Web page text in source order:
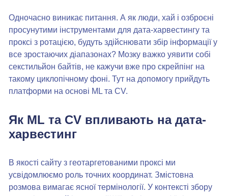
Одночасно виникає питання. А як люди, хай і озброєні
просунутими інструментами для дата-харвестингу та
проксі з ротацією, будуть здійснювати збір інформації у
все зростаючих діапазонах? Мозку важко уявити собі
секстильйон байтів, не кажучи вже про скрейпінг на
такому циклопічному фоні. Тут на допомогу прийдуть
платформи на основі ML та CV.
Як ML та CV впливають на дата-
харвестинг
В якості сайту з геотаргетованими проксі ми
усвідомлюємо роль точних координат. Змістовна
розмова вимагає ясної термінології. У контексті збору